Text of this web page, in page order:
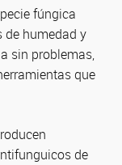
fúngica
de humedad y
sin problemas,
que
de